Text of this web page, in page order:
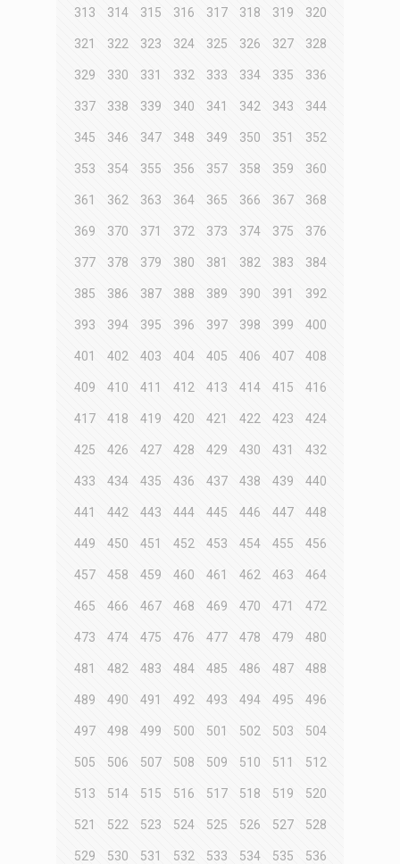
313 314 315 316 317 318 319 320
321 322 323 324 325 326 327 328
329 330 331 332 333 334 335 336
337 338 339 340 341 342 343 344
345 346 347 348 349 350 351 352
353 354 355 356 357 358 359 360
361 362 363 364 365 366 367 368
369 370 371 372 373 374 375 376
377 378 379 380 381 382 383 384
385 386 387 388 389 390 391 392
393 394 395 396 397 398 399 400
401 402 403 404 405 406 407 408
409 410 411 412 413 414 415 416
417 418 419 420 421 422 423 424
425 426 427 428 429 430 431 432
433 434 435 436 437 438 439 440
441 442 443 444 445 446 447 448
449 450 451 452 453 454 455 456
457 458 459 460 461 462 463 464
465 466 467 468 469 470 471 472
473 474 475 476 477 478 479 480
481 482 483 484 485 486 487 488
489 490 491 492 493 494 495 496
497 498 499 500 501 502 503 504
505 506 507 508 509 510 511 512
513 514 515 516 517 518 519 520
521 522 523 524 525 526 527 528
529 530 531 532 533 534 535 536